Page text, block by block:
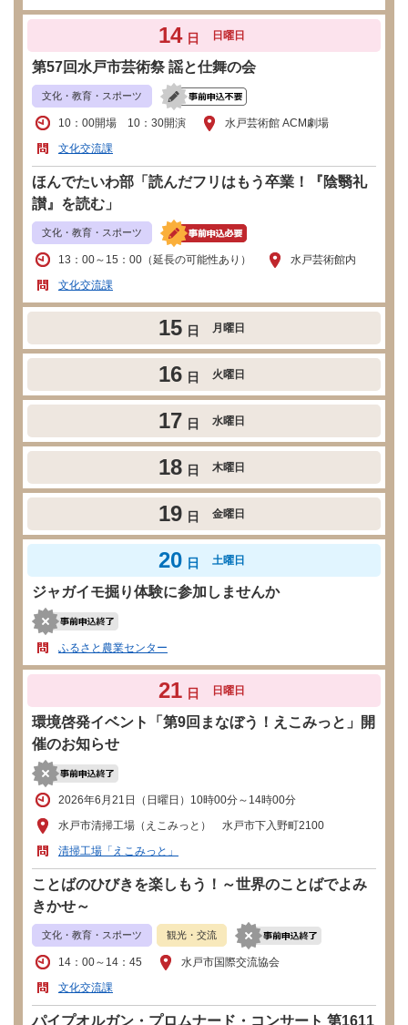
14 日 日曜日
第57回水戸市芸術祭 謡と仕舞の会
文化・教育・スポーツ
10：00開場 10：30開演
水戸芸術館 ACM劇場
文化交流課
ほんでたいわ部「読んだフリはもう卒業！『陰翳礼
讃』を読む」
文化・教育・スポーツ
13：00～15：00（延長の可能性あり）
水戸芸術館内
文化交流課
15 日 月曜日
16 日 火曜日
17 日 水曜日
18 日 木曜日
19 日 金曜日
20 日 土曜日
ジャガイモ掘り体験に参加しませんか
ふるさと農業センター
21 日 日曜日
環境啓発イベント「第9回まなぼう！えこみっと」開
催のお知らせ
2026年6月21日（日曜日）10時00分～14時00分
水戸市清掃工場（えこみっと） 水戸市下入野町2100
清掃工場「えこみっと」
ことばのひびきを楽しもう！～世界のことばでよみ
きかせ～
文化・教育・スポーツ 観光・交流
14：00～14：45
水戸市国際交流協会
文化交流課
パイプオルガン・プロムナード・コンサート 第1611